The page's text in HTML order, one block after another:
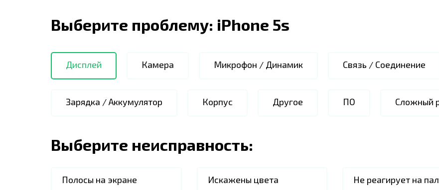
Выберите проблему: iPhone 5s
Дисплей Камера Микрофон / Динамик Связь / Соединение
Зарядка / Аккумулятор Корпус Другое ПО Сложный
Выберите неисправность:
Полосы на экране
Искажены цвета
Не реагирует на